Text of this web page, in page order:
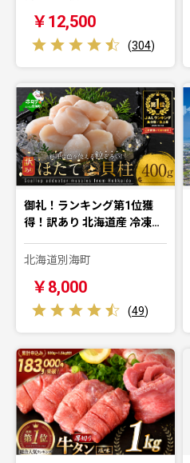
￥12,500
(304)
御礼！ランキング第1位獲
得！訳あり 北海道産 冷凍…
北海道別海町
￥8,000
(49)